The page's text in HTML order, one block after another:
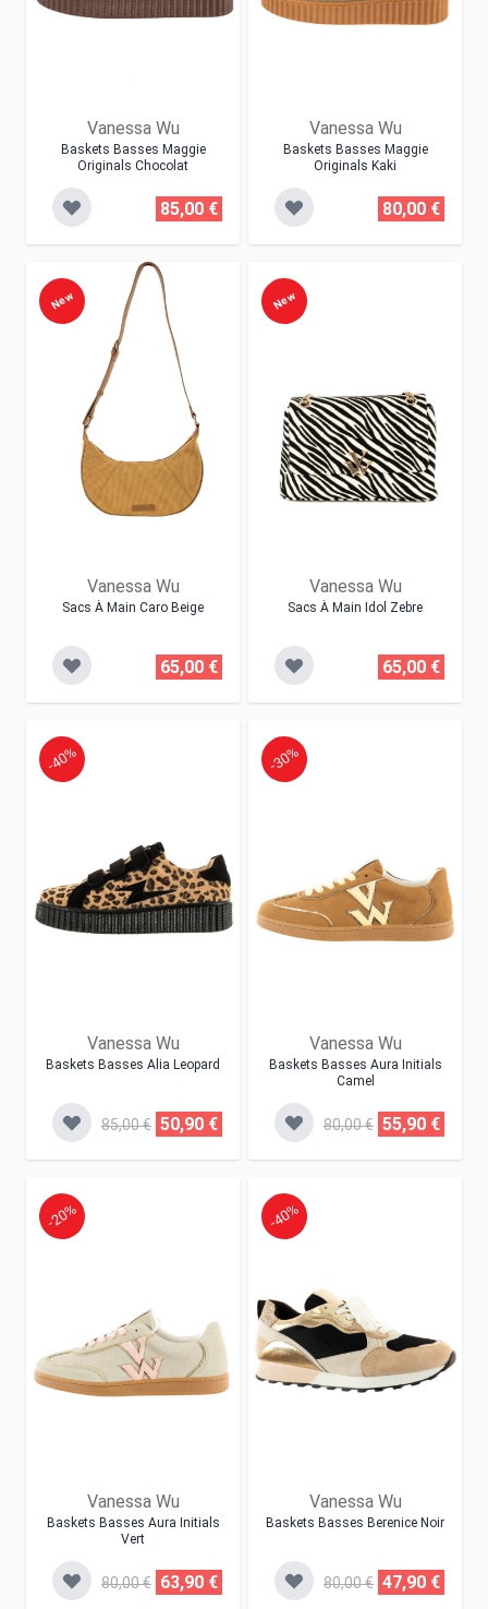
Vanessa Wu
Baskets Basses Maggie
Originals Chocolat
85,00 €
Vanessa Wu
Baskets Basses Maggie
Originals Kaki
80,00 €
Vanessa Wu
Sacs À Main Caro Beige
New
65,00 €
Vanessa Wu
Sacs À Main Idol Zebre
New
65,00 €
Vanessa Wu
Baskets Basses Alia Leopard
-40%
85,00 € 50,90 €
Vanessa Wu
Baskets Basses Aura Initials
Camel
-30%
80,00 € 55,90 €
Vanessa Wu
Baskets Basses Aura Initials
Vert
-20%
80,00 € 63,90 €
Vanessa Wu
Baskets Basses Berenice Noir
-40%
80,00 € 47,90 €